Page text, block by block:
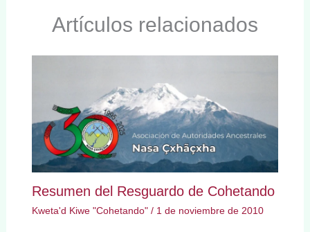
Artículos relacionados
Resumen del Resguardo de Cohetando
Kweta'd Kiwe "Cohetando"/ 1 de noviembre de 2010